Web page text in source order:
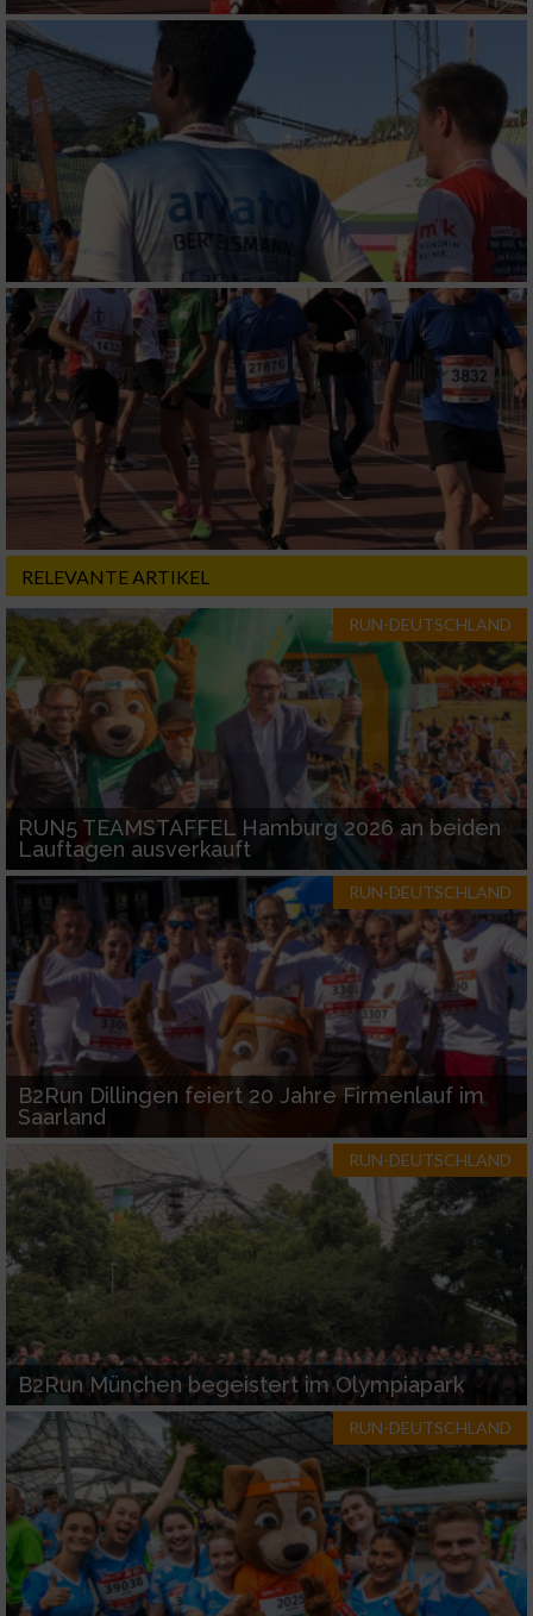
RELEVANTE ARTIKEL
RUN-DEUTSCHLAND
RUN5 TEAMSTAFFEL Hamburg 2026 an beiden
Lauftagen ausverkauft
RUN-DEUTSCHLAND
B2Run Dillingen feiert 20 Jahre Firmenlauf im
Saarland
RUN-DEUTSCHLAND
B2Run München begeistert im Olympiapark
RUN-DEUTSCHLAND